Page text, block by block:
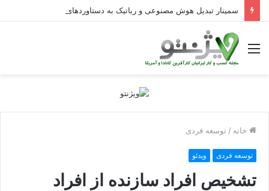
منو
خانه / توسعه فردی
توسعه فردی ویدئو
تشخیص افراد سازنده از افراد